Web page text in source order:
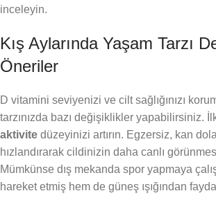
inceleyin.
Kış Aylarında Yaşam Tarzı
Öneriler
D vitamini seviyenizi ve cilt sağlığınızı
tarzınızda bazı değişiklikler yapabilirsiniz.
aktivite düzeyinizi artırın. Egzersiz, kan
hızlandırarak cildinizin daha canlı
Mümkünse dış mekanda spor yapmaya
hareket etmiş hem de güneş ışığından